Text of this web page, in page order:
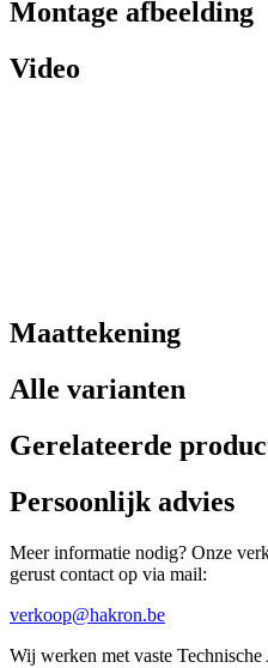
Montage afbeelding
Video
Maattekening
Alle varianten
Gerelateerde
Persoonlijk advies
Meer informatie nodig? Onze
gerust contact op via mail:
verkoop@hakron.be
Wij werken met vaste